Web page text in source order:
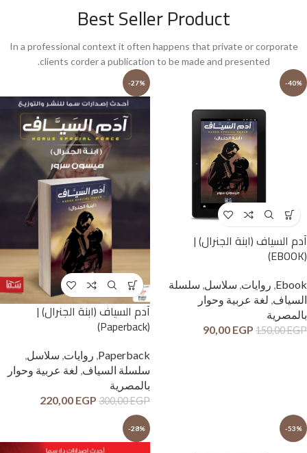
Best Seller Product
In a professional context it often happens that private or corporate
clients corder a publication to be made and presented.
-40%
آدم السياف (ابنة الجنرال) |
(EBOOK)
Ebook
, روايات, سلاسل, سلسلة
السياف, لغة عربية وحوار
بالمصرية
150,00EGP
90,00 EGP
-27%
آدم السياف (ابنة الجنرال) |
(Paperback)
Paperback
, روايات, سلاسل,
سلسلة السياف, لغة عربية وحوار
بالمصرية
300,00EGP
220,00 EGP
-53%
-28%